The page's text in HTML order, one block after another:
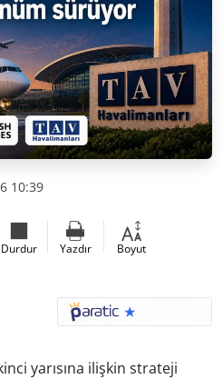
10:39
Durdur Yazdır Boyut
yarısına ilişkin strateji